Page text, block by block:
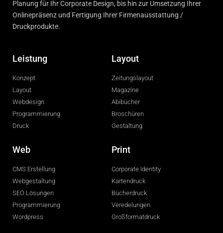
Planung für Ihr Corporate Design, bis hin zur Umsetzung Ihrer
Onlinepräsenz und Fertigung Ihrer Firmenausstattung /
Druckprodukte.
Leistung
Konzept
Layout
Webdesign
Programmierung
Druck
Layout
Zeitungslayout
Magazine
Abibücher
Broschüren
Gestaltung
Web
CMS Erstellung
Webgestaltung
SEO Lösungen
Programmierung
Wordpress
Print
Corporate Identity
Kartendruck
Bücherdruck
Veredelungen
Großformatdruck